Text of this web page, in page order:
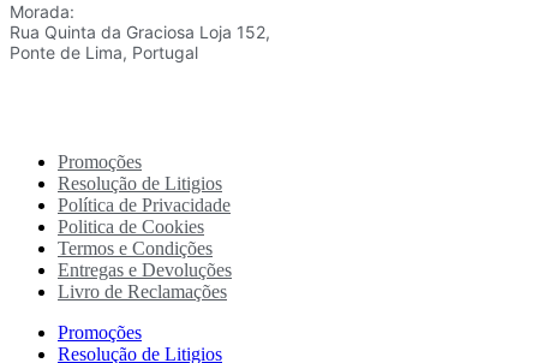
Morada:
Rua Quinta da Graciosa Loja 152,
Ponte de Lima, Portugal
Promoções
Resolução de Litigios
Política de Privacidade
Politica de Cookies
Termos e Condições
Entregas e Devoluções
Livro de Reclamações
Promoções
Resolução de Litigios